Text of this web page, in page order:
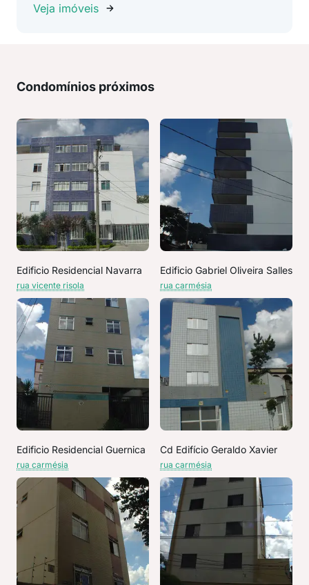
Veja imóveis
Condomínios próximos
Edificio Residencial Navarra
rua vicente risola
Edificio Gabriel Oliveira Salles
rua carmésia
Edificio Residencial Guernica
rua carmésia
Cd Edifício Geraldo Xavier
rua carmésia